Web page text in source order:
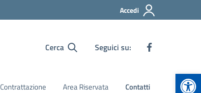
Accedi
Cerca Seguici su:
Contrattazione Area Riservata Contatti